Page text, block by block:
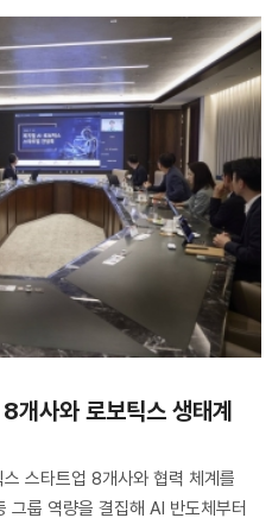
사와 로보틱스 생태계
스타트업 8개사와 협력 체계를
그룹 역량을 결집해 AI 반도체부터